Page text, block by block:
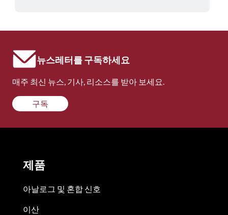
뉴스레터를 구독하세요
매주 최신 뉴스, 기사, 리소스를 받아 보세요.
구독
제품
아날로그 및 혼합 신호
이산